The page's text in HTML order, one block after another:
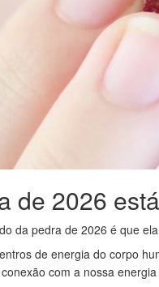
de 2026
da pedra de 2026 é que
de energia do corpo
com a nossa energia